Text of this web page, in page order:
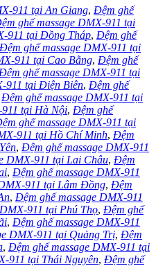
tại An Giang, Đệm ghế
ghế massage DMX‑911 tại
tại Đồng Tháp, Đệm ghế
Đệm ghế massage DMX‑911 tại
tại Cao Bằng, Đệm ghế
ghế massage DMX‑911 tại
tại Điện Biên, Đệm ghế
Đệm ghế massage DMX‑911 tại
tại Hà Nội, Đệm ghế
ghế massage DMX‑911 tại
tại Hồ Chí Minh, Đệm
, Đệm ghế massage DMX‑911
DMX‑911 tại Lai Châu, Đệm
, Đệm ghế massage DMX‑911
tại Lâm Đồng, Đệm
, Đệm ghế massage DMX‑911
tại Phú Thọ, Đệm ghế
, Đệm ghế massage DMX‑911
DMX‑911 tại Quảng Trị, Đệm
, Đệm ghế massage DMX‑911 tại
tại Thái Nguyên, Đệm ghế